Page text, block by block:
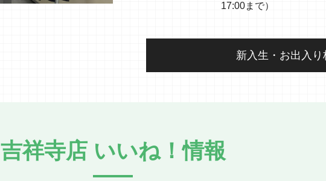
17:00まで）
新入生・お出入り
吉祥寺店 いいね！情報